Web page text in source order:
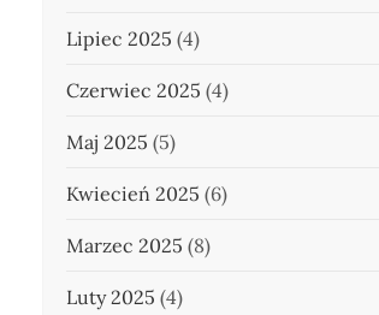
Lipiec 2025 (4)
Czerwiec 2025 (4)
Maj 2025 (5)
Kwiecień 2025 (6)
Marzec 2025 (8)
Luty 2025 (4)